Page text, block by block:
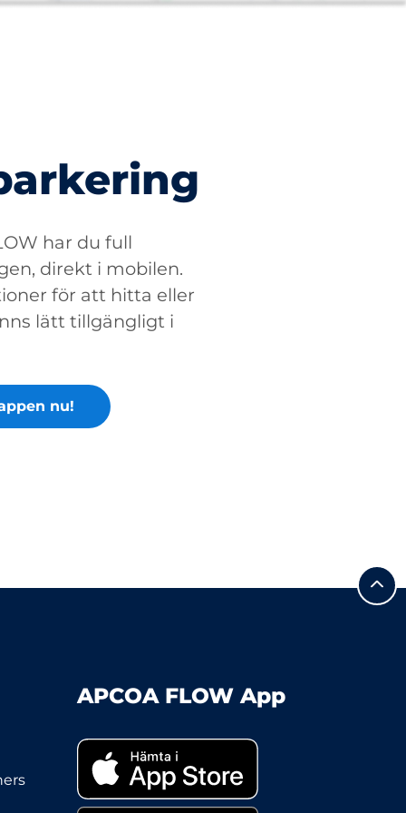
har du full
direkt i mobilen.
för att hitta eller
lätt tillgängligt i
nu!
APCOA FLOW App